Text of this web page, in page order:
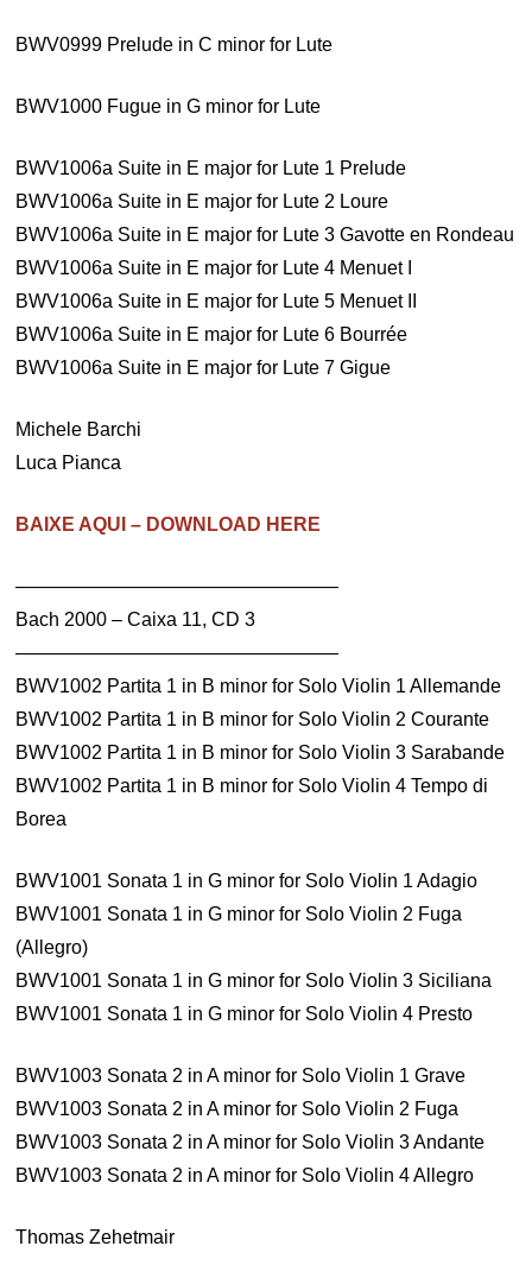
BWV0999 Prelude in C minor for Lute
BWV1000 Fugue in G minor for Lute
BWV1006a Suite in E major for Lute 1 Prelude
BWV1006a Suite in E major for Lute 2 Loure
BWV1006a Suite in E major for Lute 3 Gavotte en Rondeau
BWV1006a Suite in E major for Lute 4 Menuet I
BWV1006a Suite in E major for Lute 5 Menuet II
BWV1006a Suite in E major for Lute 6 Bourrée
BWV1006a Suite in E major for Lute 7 Gigue
Michele Barchi
Luca Pianca
BAIXE AQUI – DOWNLOAD HERE
—————————————————
Bach 2000 – Caixa 11, CD 3
—————————————————
BWV1002 Partita 1 in B minor for Solo Violin 1 Allemande
BWV1002 Partita 1 in B minor for Solo Violin 2 Courante
BWV1002 Partita 1 in B minor for Solo Violin 3 Sarabande
BWV1002 Partita 1 in B minor for Solo Violin 4 Tempo di
Borea
BWV1001 Sonata 1 in G minor for Solo Violin 1 Adagio
BWV1001 Sonata 1 in G minor for Solo Violin 2 Fuga
(Allegro)
BWV1001 Sonata 1 in G minor for Solo Violin 3 Siciliana
BWV1001 Sonata 1 in G minor for Solo Violin 4 Presto
BWV1003 Sonata 2 in A minor for Solo Violin 1 Grave
BWV1003 Sonata 2 in A minor for Solo Violin 2 Fuga
BWV1003 Sonata 2 in A minor for Solo Violin 3 Andante
BWV1003 Sonata 2 in A minor for Solo Violin 4 Allegro
Thomas Zehetmair